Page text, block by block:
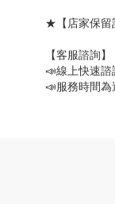
★【店家保留
【客服諮詢】
📣線上快速諮
📣服務時間